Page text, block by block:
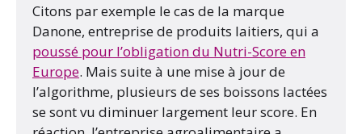
Citons par exemple le cas de la marque
Danone, entreprise de produits laitiers, qui a
poussé pour l’obligation du Nutri-Score en
Europe. Mais suite à une mise à jour de
l’algorithme, plusieurs de ses boissons lactées
se sont vu diminuer largement leur score. En